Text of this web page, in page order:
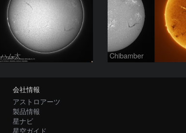
ハム太 Chibamber
会社情報
アストロアーツ
製品情報
星ナビ
星空ガイド